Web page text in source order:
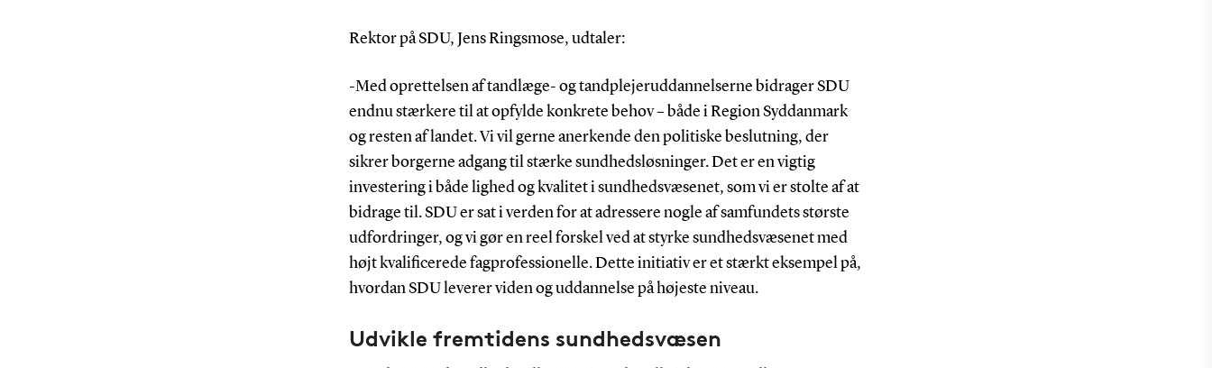
Rektor på SDU, Jens Ringsmose, udtaler:
-Med oprettelsen af tandlæge- og tandplejeruddannelserne bidrager SDU
endnu stærkere til at opfylde konkrete behov – både i Region Syddanmark
og resten af landet. Vi vil gerne anerkende den politiske beslutning, der
sikrer borgerne adgang til stærke sundhedsløsninger. Det er en vigtig
investering i både lighed og kvalitet i sundhedsvæsenet, som vi er stolte af at
bidrage til. SDU er sat i verden for at adressere nogle af samfundets største
udfordringer, og vi gør en reel forskel ved at styrke sundhedsvæsenet med
højt kvalificerede fagprofessionelle. Dette initiativ er et stærkt eksempel på,
hvordan SDU leverer viden og uddannelse på højeste niveau.
Udvikle fremtidens sundhedsvæsen